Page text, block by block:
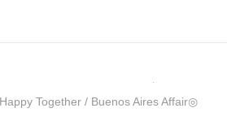
高清
Together / Buenos Aires Affair◎